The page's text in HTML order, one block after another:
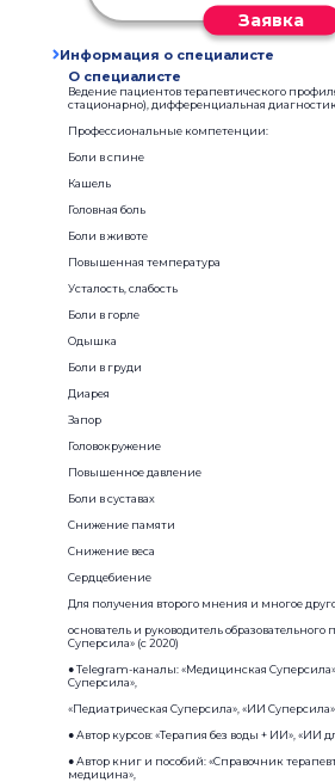
Заявка
Информация о специалисте
О специалисте
Ведение пациентов терапевтического
стационарно), дифференциальная
Профессиональные компетенции:
Боли в спине
Кашель
Головная боль
Боли в животе
Повышенная температура
Усталость, слабость
Боли в горле
Одышка
Боли в груди
Диарея
Запор
Головокружение
Повышенное давление
Боли в суставах
Снижение памяти
Снижение веса
Сердцебиение
Для получения второго мнения и многое
основатель и руководитель
Суперсила» (с 2020)
● Telegram-каналы: «Медицинская
Суперсила»,
«Педиатрическая Суперсила», «ИИ Суперсила»
● Автор курсов: «Терапия без воды + ИИ», «ИИ
● Автор книг и пособий: «Справочник
медицина»,